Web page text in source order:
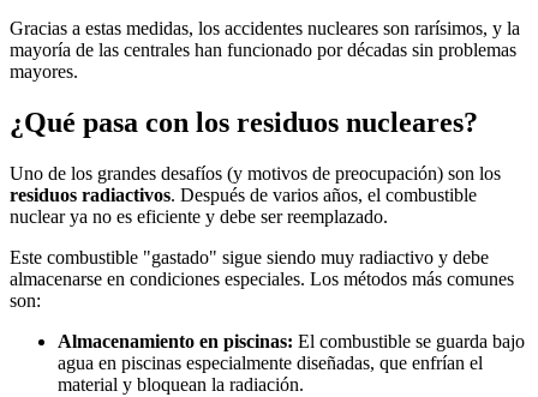
Gracias a estas medidas, los accidentes nucleares son rarísimos, y la
mayoría de las centrales han funcionado por décadas sin problemas
mayores.
¿Qué pasa con los residuos nucleares?
Uno de los grandes desafíos (y motivos de preocupación) son los
residuos radiactivos. Después de varios años, el combustible
nuclear ya no es eficiente y debe ser reemplazado.
Este combustible "gastado" sigue siendo muy radiactivo y debe
almacenarse en condiciones especiales. Los métodos más comunes
son:
Almacenamiento en piscinas: El combustible se guarda bajo
agua en piscinas especialmente diseñadas, que enfrían el
material y bloquean la radiación.